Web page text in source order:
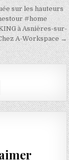
sur les hauteurs
#home
à Asnières-sur-
A-Workspace →